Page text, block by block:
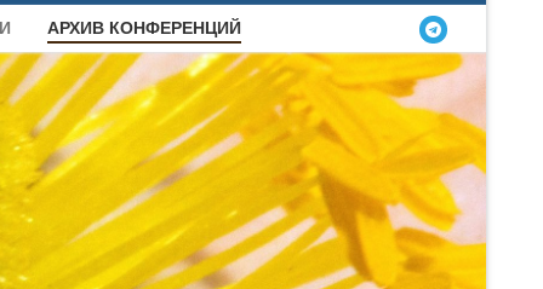
АРХИВ КОНФЕРЕНЦИЙ